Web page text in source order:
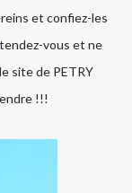
et confiez-les
vous et ne
site de PETRY
!!!